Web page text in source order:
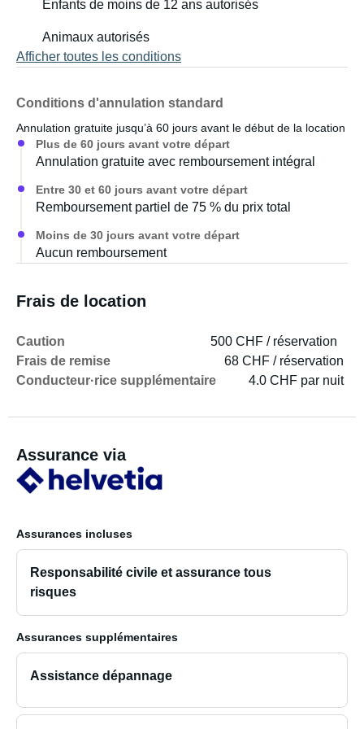
à des jeux.
diesel.
Un système audio permet d'écouter de la musique depuis
son téléphone dans la chambre et la cuisine.
Enfants de moins de 12 ans autorisés
Animaux autorisés
Afficher toutes les conditions
Conditions d'annulation standard
Annulation gratuite jusqu’à 60 jours avant le début de la location
Plus de 60 jours avant votre départ
Annulation gratuite avec remboursement intégral
Entre 30 et 60 jours avant votre départ
Remboursement partiel de 75 % du prix total
Moins de 30 jours avant votre départ
Aucun remboursement
Frais de location
Caution
500 CHF / réservation
Frais de remise
68 CHF / réservation
Conducteur·rice supplémentaire
4.0 CHF par nuit
Assurance via
Assurances incluses
Responsabilité civile et assurance tous
risques
Assurances supplémentaires
Assistance dépannage